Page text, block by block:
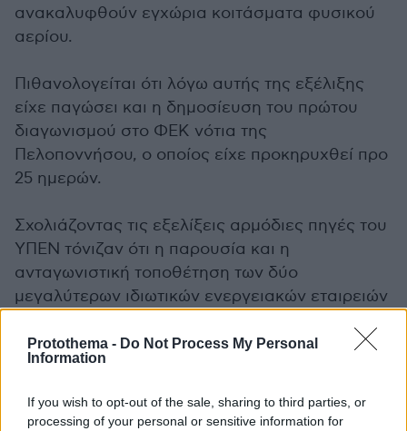
Protothema - Do Not Process My Personal
Information
If you wish to opt-out of the sale, sharing to third parties, or
processing of your personal or sensitive information for
ανακαλυφθούν εγχώρια κοιτάσματα φυσικού
αερίου.
Πιθανολογείται ότι λόγω αυτής της εξέλιξης
είχε παγώσει και η δημοσίευση του πρώτου
διαγωνισμού στο ΦΕΚ νότια της
Πελοποννήσου, ο οποίος είχε προκηρυχθεί προ
25 ημερών.
Σχολιάζοντας τις εξελίξεις αρμόδιες πηγές του
ΥΠΕΝ τόνιζαν ότι η παρουσία και η
ανταγωνιστική τοποθέτηση των δύο
μεγαλύτερων ιδιωτικών ενεργειακών εταιρειών
Ελλάδα στο παγκόσμιο προσκήνιο των
δυνητικών νέων αγορών.
Αναβάθμιση ερευνών